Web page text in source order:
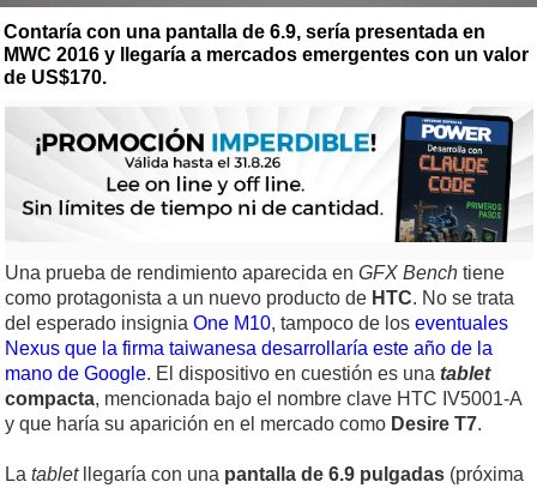
Contaría con una pantalla de 6.9, sería presentada en
MWC 2016 y llegaría a mercados emergentes con un valor
de US$170.
Una prueba de rendimiento aparecida en GFX Bench tiene
como protagonista a un nuevo producto de HTC. No se trata
del esperado insignia One M10, tampoco de los eventuales
Nexus que la firma taiwanesa desarrollaría este año de la
mano de Google. El dispositivo en cuestión es una tablet
compacta, mencionada bajo el nombre clave HTC IV5001-A
y que haría su aparición en el mercado como Desire T7.
La tabletllegaría con una pantalla de 6.9 pulgadas (próxima